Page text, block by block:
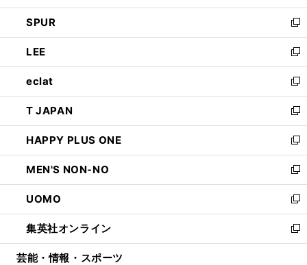
ウ
で
開
く
ン
ド
ウ
で
開
く
ウ
ィ
ン
ド
ウ
で
開
く
し
い
ウ
ィ
ン
ド
ウ
で
開
く
SPUR
新
し
い
ウ
ィ
ン
ド
ウ
で
開
く
LEE
新
し
い
ウ
ィ
ン
ド
ウ
で
開
く
eclat
新
し
い
ウ
ィ
ン
ド
ウ
で
開
く
T JAPAN
新
し
い
ウ
ィ
ン
ド
ウ
で
開
HAPPY PLUS ONE
新
し
い
ウ
ィ
ン
ド
ウ
MEN'S NON-NO
新
し
い
ウ
ィ
ン
UOMO
新
し
い
ウ
集英社オンライン
新
し
芸能・情報・スポーツ